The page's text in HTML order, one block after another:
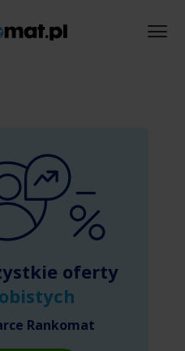
oferty
Rankomat